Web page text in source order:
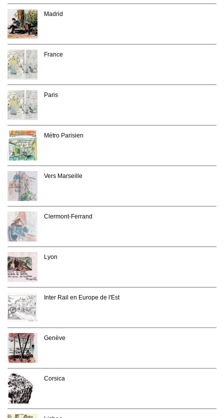
Madrid
France
Paris
Métro Parisien
Vers Marseille
Clermont-Ferrand
Lyon
Inter Rail en Europe de l'Est
Genève
Corsica